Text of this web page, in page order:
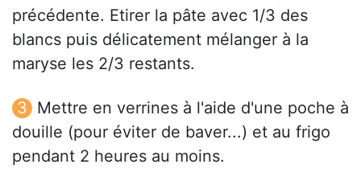
précédente. Etirer la pâte avec 1/3 des
blancs puis délicatement mélanger à la
maryse les 2/3 restants.
Mettre en verrines à l'aide d'une poche à
douille (pour éviter de baver...) et au frigo
pendant 2 heures au moins.